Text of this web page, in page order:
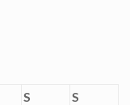
S S